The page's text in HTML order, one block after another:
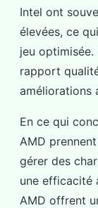
Intel ont
élevées, ce
jeu
rapport
améliorations
En ce qui
AMD
gérer des
une efficacité
AMD offrent